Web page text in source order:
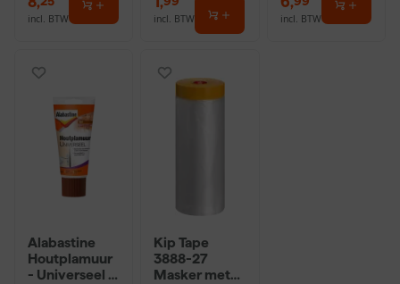
incl. BTW incl. BTW incl. BTW
Alabastine
Houtplamuur
- Universeel -
Kip Tape
3888-27
Masker met